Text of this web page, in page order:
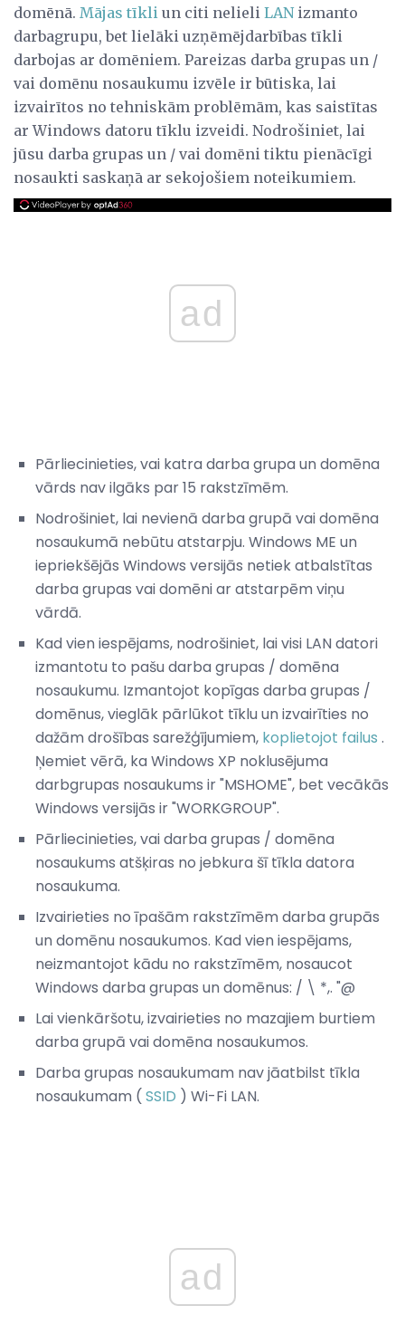
domēnā. Mājas tīkli un citi nelieli LANizmanto
darbagrupu, bet lielāki uzņēmējdarbības tīkli
darbojas ar domēniem. Pareizas darba grupas un /
vai domēnu nosaukumu izvēle ir būtiska, lai
izvairītos no tehniskām problēmām, kas saistītas
ar Windows datoru tīklu izveidi. Nodrošiniet, lai
jūsu darba grupas un / vai domēni tiktu pienācīgi
nosaukti saskaņā ar sekojošiem noteikumiem.
ad
Pārliecinieties, vai katra darba grupa un domēna
vārds nav ilgāks par 15 rakstzīmēm.
Nodrošiniet, lai nevienā darba grupā vai domēna
nosaukumā nebūtu atstarpju. Windows ME un
iepriekšējās Windows versijās netiek atbalstītas
darba grupas vai domēni ar atstarpēm viņu
vārdā.
Kad vien iespējams, nodrošiniet, lai visi LAN datori
izmantotu to pašu darba grupas / domēna
nosaukumu. Izmantojot kopīgas darba grupas /
domēnus, vieglāk pārlūkot tīklu un izvairīties no
dažām drošības sarežģījumiem, koplietojot failus .
Ņemiet vērā, ka Windows XP noklusējuma
darbgrupas nosaukums ir "MSHOME", bet vecākās
Windows versijās ir "WORKGROUP".
Pārliecinieties, vai darba grupas / domēna
nosaukums atšķiras no jebkura šī tīkla datora
nosaukuma.
Izvairieties no īpašām rakstzīmēm darba grupās
un domēnu nosaukumos. Kad vien iespējams,
neizmantojot kādu no rakstzīmēm, nosaucot
Windows darba grupas un domēnus: / \ *,. "@
Lai vienkāršotu, izvairieties no mazajiem burtiem
darba grupā vai domēna nosaukumos.
Darba grupas nosaukumam nav jāatbilst tīkla
nosaukumam ( SSID ) Wi-Fi LAN.
ad